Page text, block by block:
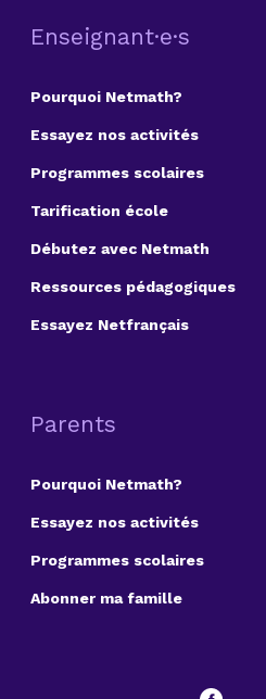
Enseignant·e·s
Pourquoi Netmath?
Essayez nos activités
Programmes scolaires
Tarification école
Débutez avec Netmath
Ressources pédagogiques
Essayez Netfrançais
Parents
Pourquoi Netmath?
Essayez nos activités
Programmes scolaires
Abonner ma famille